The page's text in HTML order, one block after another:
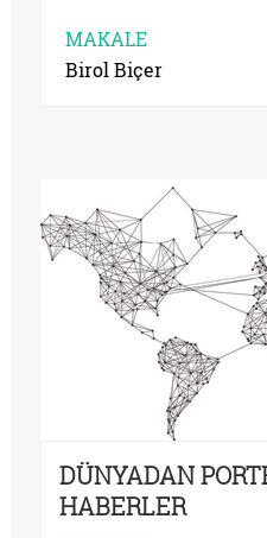
MAKALE
Birol Biçer
DÜNYADAN
HABERLER